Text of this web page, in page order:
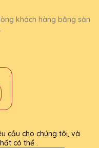
khách hàng bằng sản
cầu cho chúng tôi, và
có thể .